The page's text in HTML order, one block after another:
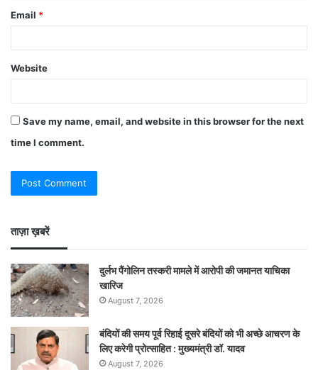
Email *
Website
Save my name, email, and website in this browser for the next
time I comment.
ताज़ा ख़बरें
दुर्लभ पैंगोलिन तस्करी मामले में आरोपी की जमानत याचिका
खारिज
August 7, 2026
बंदियों की समय पूर्व रिहाई दूसरे बंदियों को भी अच्छे आचरण के
लिए करेगी प्रोत्साहित : मुख्यमंत्री डॉ. यादव
August 7, 2026